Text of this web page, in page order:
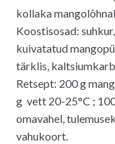
kollaka
Koostisosad:
kuivatatud
tärklis,
Retsept: 200 g
g vett 20-25°C ;
omavahel,
vahukoort.